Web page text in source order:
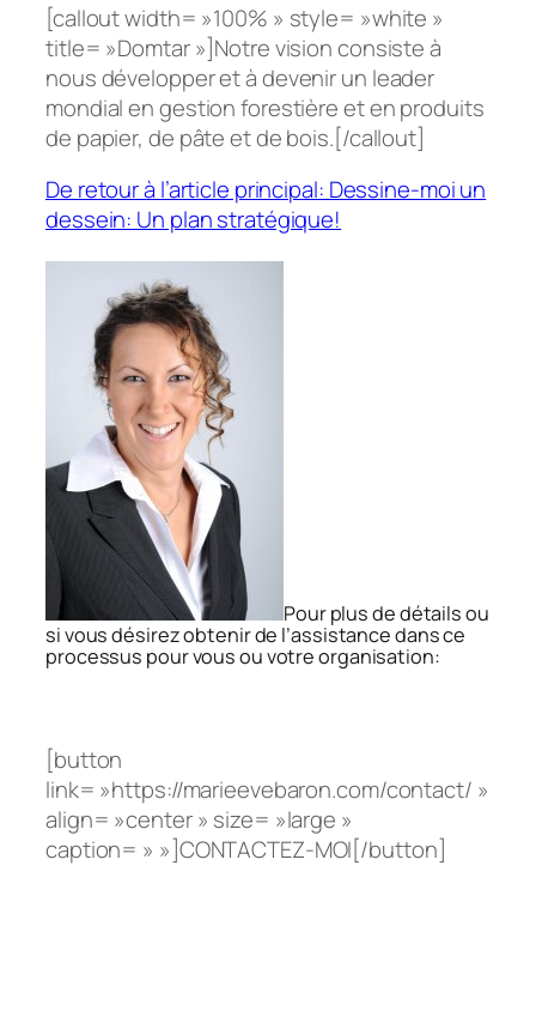
[callout width= »100% » style= »white »
title= »Domtar »]Notre vision consiste à
nous développer et à devenir un leader
mondial en gestion forestière et en produits
de papier, de pâte et de bois.[/callout]
De retour à l’article principal: Dessine-moi un
dessein: Un plan stratégique!
Pour plus de détails ou
si vous désirez obtenir de l’assistance dans ce
processus pour vous ou votre organisation:
[button
link= »https://marieevebaron.com/contact/ »
align= »center » size= »large »
caption= » »]CONTACTEZ-MOI[/button]